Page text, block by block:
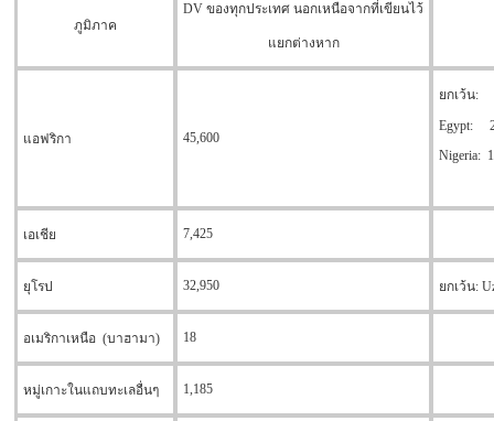
ภูมิภาค
DV ของทุกประเทศ นอกเหนือจากที่เขียนไว้
แยกต่างหาก
แอฟริกา 45,600
ยกเว้น:
Egypt:
Nigeria:
เอเชีย 7,425
ยุโรป 32,950 ยกเว้น:
อเมริกาเหนือ (บาฮามา) 18
หมู่เกาะในแถบทะเลอื่นๆ 1,185